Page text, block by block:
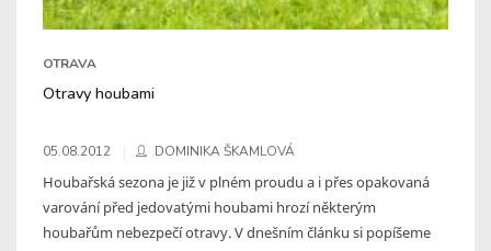
OTRAVA
Otravy houbami
05.08.2012 DOMINIKA ŠKAMLOVÁ
Houbařská sezona je již v plném proudu a i přes opakovaná
varování před jedovatými houbami hrozí některým
houbařům nebezpečí otravy. V dnešním článku si popíšeme